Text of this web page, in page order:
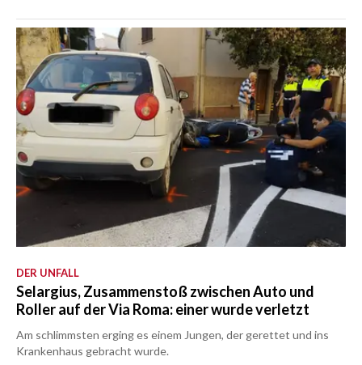
DER UNFALL
Selargius, Zusammenstoß zwischen Auto und
Roller auf der Via Roma: einer wurde verletzt
Am schlimmsten erging es einem Jungen, der gerettet und ins
Krankenhaus gebracht wurde.